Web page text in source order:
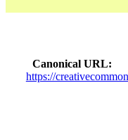
Canonical URL
https://